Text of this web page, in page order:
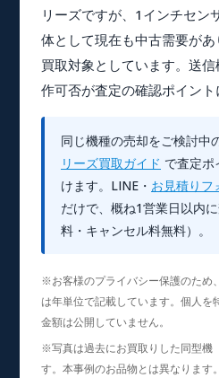
リーズですが、1インチセン
体として現在も中古需要が
買取対象としています。送
作可否が査定の確認ポイント
同じ機種の売却をご検討中
リーズ買取ガイド で査定ポ
けます。LINE・ お見積りフ
だけで、概ね1営業日以内
料・キャンセル料無料）。
※お客様のプライバシー保護のため
は年単位で記載しています。個人を
金額は公開していません。
※写真は過去にお買取りした同型機
す。本事例のお品物とは異なります。